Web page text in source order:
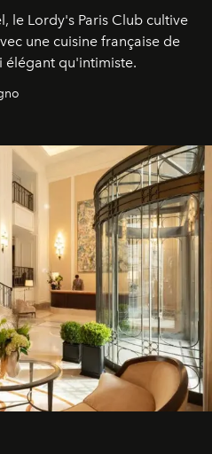
le Lordy's Paris Club cultive
une cuisine française de
élégant qu'intimiste.